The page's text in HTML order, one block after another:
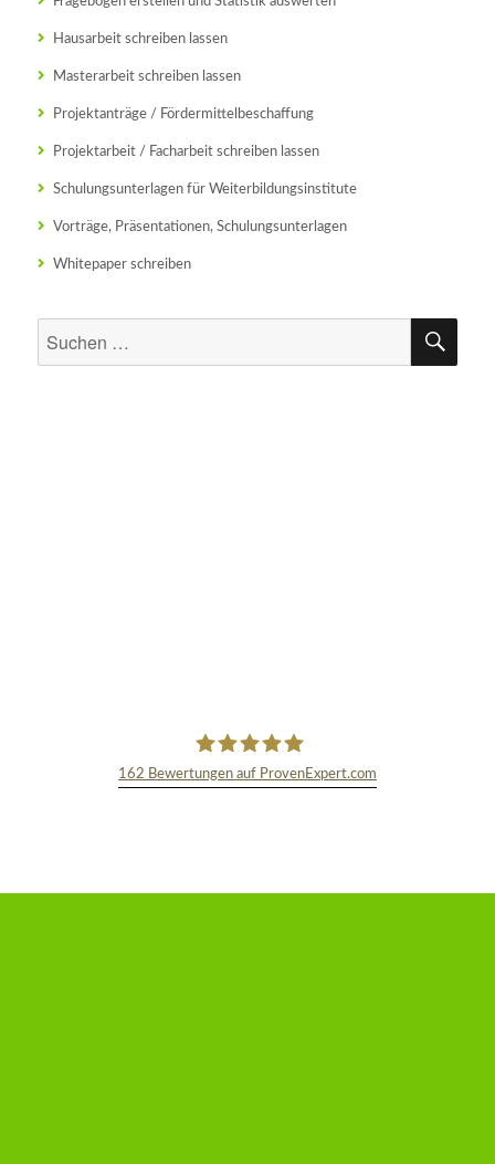
Hausarbeit schreiben lassen
Masterarbeit schreiben lassen
Projektanträge / Fördermittelbeschaffung
Projektarbeit / Facharbeit schreiben lassen
Schulungsunterlagen für Weiterbildungsinstitute
Vorträge, Präsentationen, Schulungsunterlagen
Whitepaper schreiben
162 Bewertungen auf ProvenExpert.com